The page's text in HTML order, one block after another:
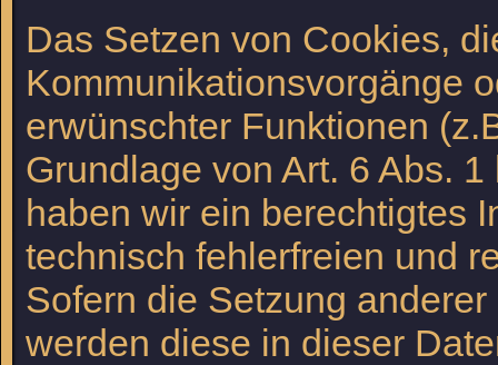
Das Setzen von Cookies,
Kommunikationsvorgänge
erwünschter Funktionen
Grundlage von Art. 6 Abs.
haben wir ein berechtigtes
technisch fehlerfreien und
Sofern die Setzung
werden diese in dieser